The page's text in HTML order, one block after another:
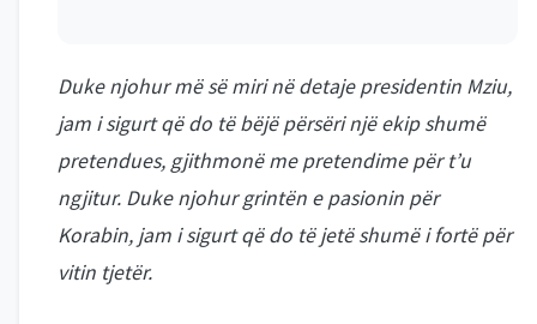
Duke njohur më së miri në detaje presidentin Mziu,
jam i sigurt që do të bëjë përsëri një ekip shumë
pretendues, gjithmonë me pretendime për t’u
ngjitur. Duke njohur grintën e pasionin për
Korabin, jam i sigurt që do të jetë shumë i fortë për
vitin tjetër.